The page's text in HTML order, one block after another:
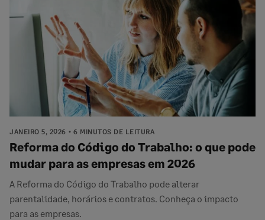
JANEIRO 5, 2026 6 MINUTOS DE LEITURA
Reforma do Código do Trabalho: o que pode
mudar para as empresas em 2026
A Reforma do Código do Trabalho pode alterar
parentalidade, horários e contratos. Conheça o impacto
para as empresas.